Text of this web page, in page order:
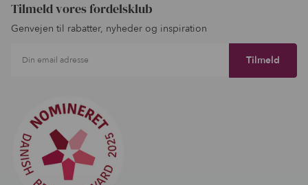
Tilmeld vores fordelsklub
Genvejen til rabatter, nyheder og inspiration
Din email adresse